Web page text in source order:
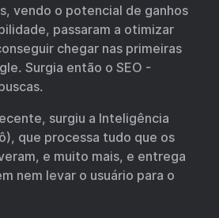
vendo o potencial de ganhos
passaram a otimizar
chegar nas primeiras
Surgia então o SEO -
surgiu a Inteligência
que processa tudo que os
e muito mais, e entrega
nem levar o usuário para o